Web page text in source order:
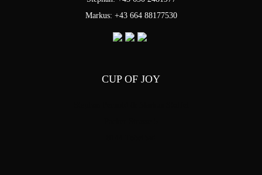
Markus: +43 664 88177530
CUP OF JOY